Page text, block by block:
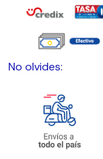
No olvides: